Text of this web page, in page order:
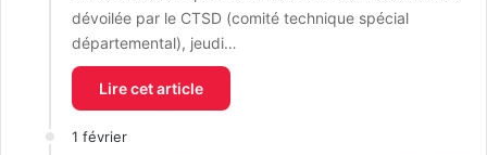
dévoilée par le CTSD (comité technique spécial
départemental), jeudi…
Lire cet article
1 février